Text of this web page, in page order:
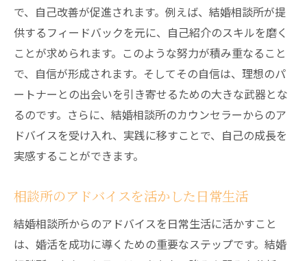
で、自己改善が促進されます。例えば、結婚相談所が提
供するフィードバックを元に、自己紹介のスキルを磨く
ことが求められます。このような努力が積み重なること
で、自信が形成されます。そしてその自信は、理想のパ
ートナーとの出会いを引き寄せるための大きな武器とな
るのです。さらに、結婚相談所のカウンセラーからのア
ドバイスを受け入れ、実践に移すことで、自己の成長を
実感することができます。
相談所のアドバイスを活かした日常生活
結婚相談所からのアドバイスを日常生活に活かすこと
は、婚活を成功に導くための重要なステップです。結婚